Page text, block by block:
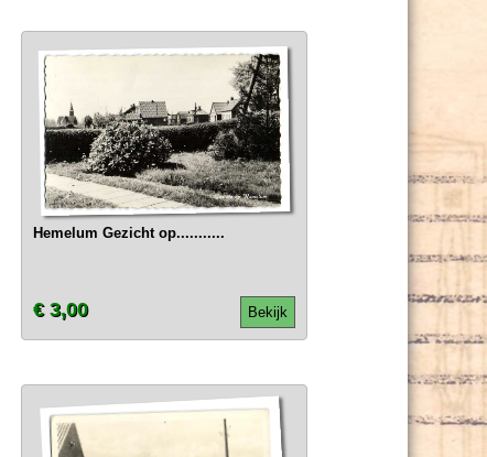
Hemelum Gezicht op...........
Bekijk
€ 3,00